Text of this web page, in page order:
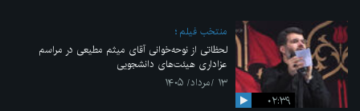
۰۲:۳۹
منتخب فیلم
لحظاتی از نوحه‌خوانی آقای میثم مطیعی در مراسم
عزاداری هیئت‌های دانشجویی
۱۳ /مرداد/ ۱۴۰۵